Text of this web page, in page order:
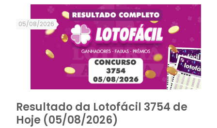
05/08/2026
Resultado da Lotofácil 3754 de
Hoje (05/08/2026)